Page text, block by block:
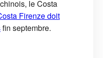
le Costa
Firenze doit
fin septembre.